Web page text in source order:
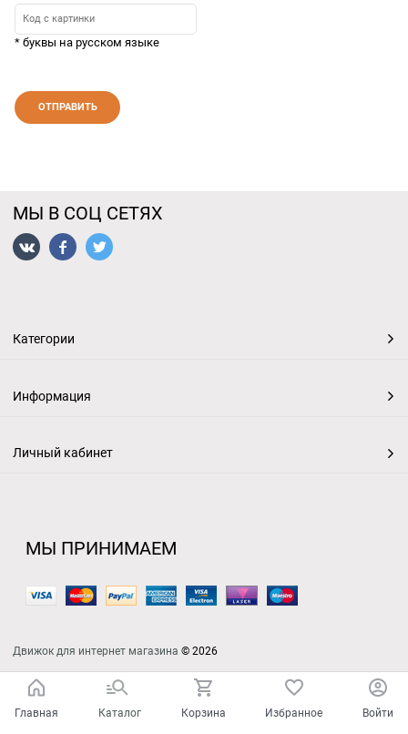
* буквы на русском языке
МЫ В СОЦ СЕТЯХ
Категории
Информация
Личный кабинет
МЫ ПРИНИМАЕМ
Движок для интернет магазина © 2026
Главная Каталог Корзина Избранное Войти